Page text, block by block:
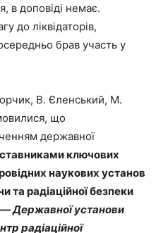
в доповіді немає.
до ліквідаторів,
брав участь у
В. Єленський, М.
що
державної
ключових
наукових установ
та радіаційної безпеки
—Державної установи
радіаційної